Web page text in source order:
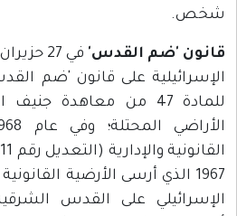
شخص.
قانون 'ضم القدس'
الإسرائيلية على قانون 'ضم
للمادة 47 من معاهدة
1967 الذي أرسى الأرضية